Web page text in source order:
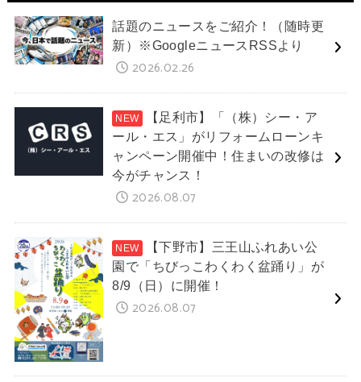
話題のニュースをご紹介！（随時更
新）※GoogleニュースRSSより
2026.02.26
【足利市】「（株）シー・ア
ール・エス」がリフォームローンキ
ャンペーン開催中！住まいの改修は
今がチャンス！
2026.08.07
【下野市】三王山ふれあい公
園で「ちびっこわくわく盆踊り」が
8/9（日）に開催！
2026.08.07